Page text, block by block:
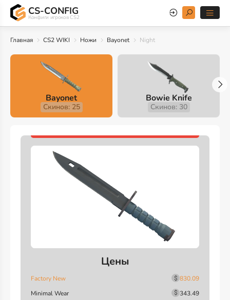
CS-CONFIG
Конфиги игроков CS2
Главная CS2 WIKI Ножи Bayonet Night
Bayonet
Скинов: 25
Bowie Knife
Скинов: 30
Цены
Factory New
830.09
Minimal Wear
343.49